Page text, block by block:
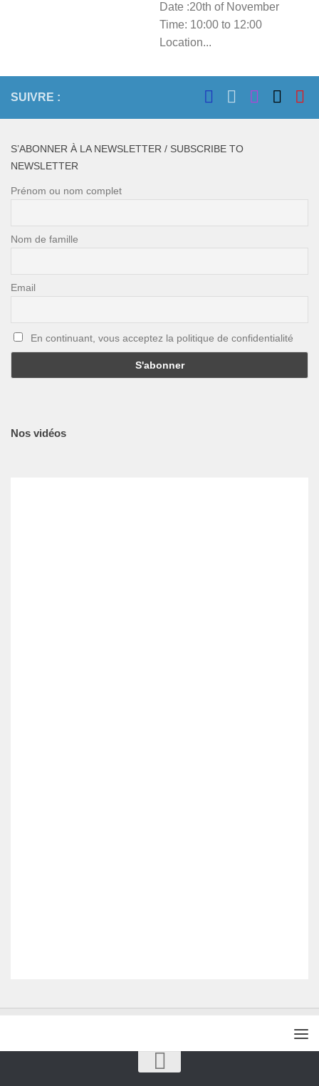
Date :20th of November
Time: 10:00 to 12:00
Location...
SUIVRE :
S’ABONNER À LA NEWSLETTER / SUBSCRIBE TO
NEWSLETTER
Prénom ou nom complet
Nom de famille
Email
En continuant, vous acceptez la politique de confidentialité
Nos vidéos